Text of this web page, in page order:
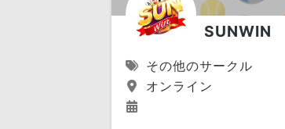
SUNWIN
その他のサークル
オンライン